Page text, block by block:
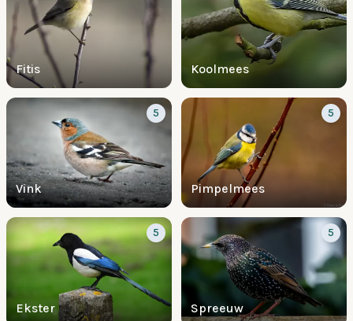
Fitis Koolmees
Vink
5
Pimpelmees
5
Ekster
5
Spreeuw
5